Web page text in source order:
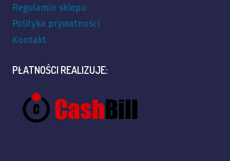
Regulamin sklepu
Polityka prywatności
Kontakt
PŁATNOŚCI REALIZUJE: